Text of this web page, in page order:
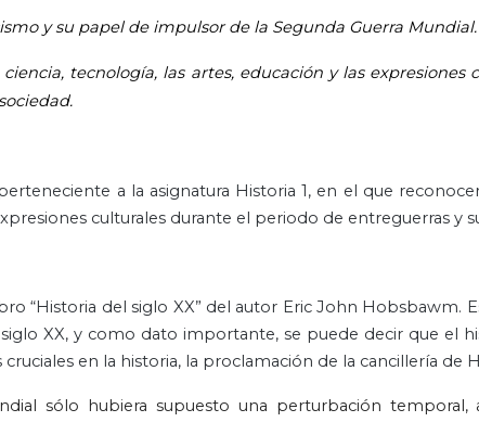
y su papel de impulsor de la Segunda Guerra Mundial.
tecnología, las artes, educación y las
a la asignatura Historia 1, en el que
culturales durante el periodo de entreguerras y
“Historia del siglo XX” del autor Eric John Hobsbawm.
XX, y como dato importante, se puede decir que el
en la historia, la proclamación de la cancillería de
sólo hubiera supuesto una perturbación temporal,